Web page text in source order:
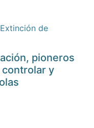
de
pioneros
controlar y